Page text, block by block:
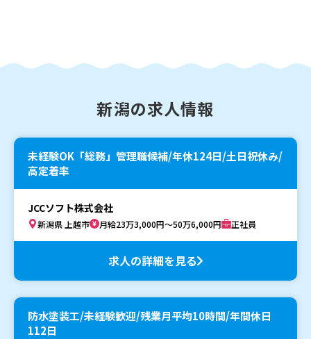
新潟の求人情報
未経験OK「総務」管理職候補/年休124日/土日祝休み/
高定着率
JCCソフト株式会社
新潟県 上越市 月給23万3,000円～50万6,000円 正社員
求人の詳細を見る
防水塗装工/未経験歓迎/残業月平均10時間/年間休日
112日